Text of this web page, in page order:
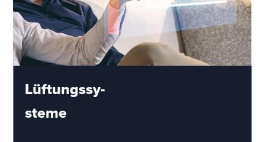
Lüftungssy-
steme